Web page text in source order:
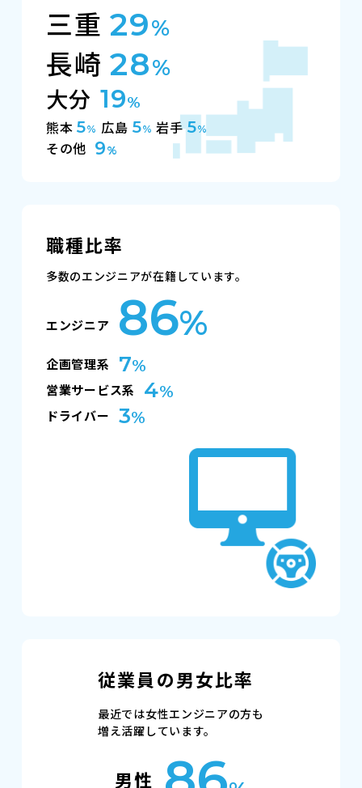
三重 29%
長崎 28%
大分 19%
熊本 5% 広島 5% 岩手 5%
その他 9%
職種比率
多数のエンジニアが在籍しています。
エンジニア 86%
企画管理系 7%
営業サービス系 4%
ドライバー 3%
従業員の男女比率
最近では女性エンジニアの方も
増え活躍しています。
男性